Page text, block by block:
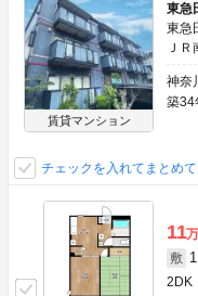
賃貸マンション
東急
東急
Ｊ
神奈
築34
チェックを入れてまとめ
11
敷
2DK